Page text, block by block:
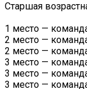
Старшая
1 место —
2 место —
2 место —
3 место —
3 место —
3 место —